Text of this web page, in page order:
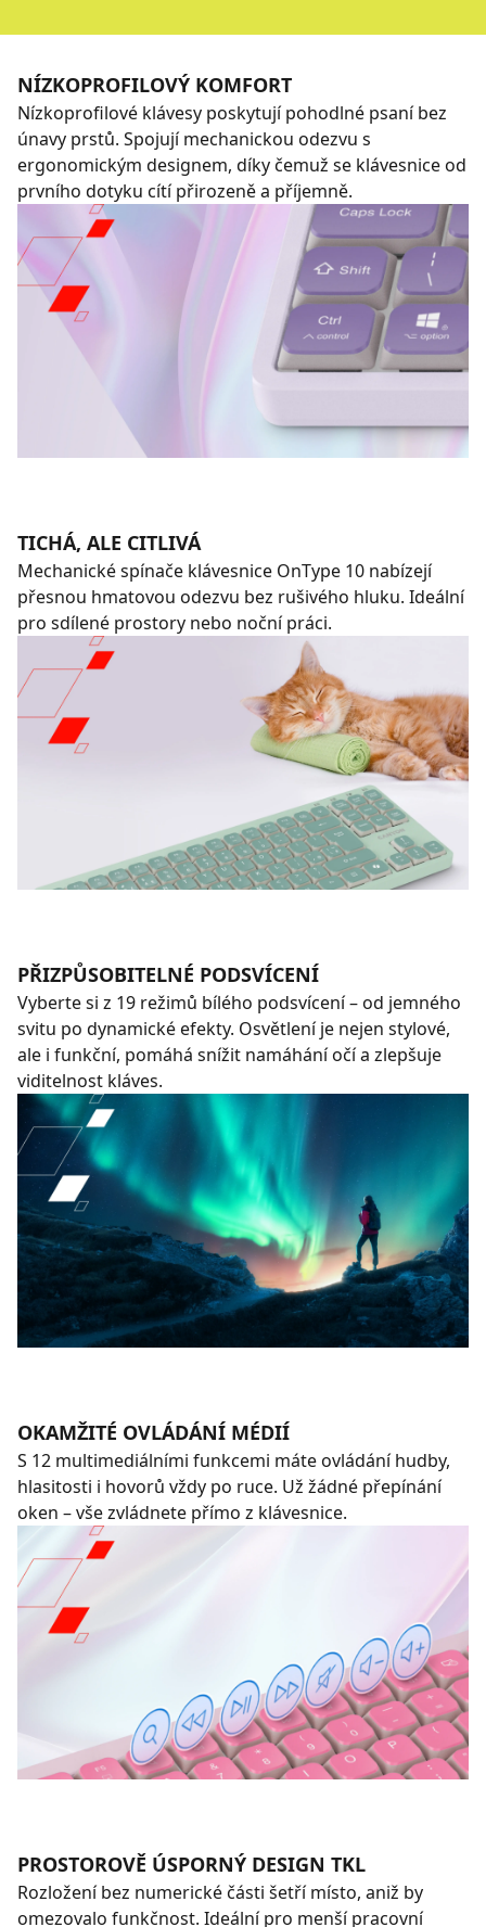
NÍZKOPROFILOVÝ KOMFORT
Nízkoprofilové klávesy poskytují pohodlné psaní bez
únavy prstů. Spojují mechanickou odezvu s
ergonomickým designem, díky čemuž se klávesnice od
prvního dotyku cítí přirozeně a příjemně.
TICHÁ, ALE CITLIVÁ
Mechanické spínače klávesnice OnType 10 nabízejí
přesnou hmatovou odezvu bez rušivého hluku. Ideální
pro sdílené prostory nebo noční práci.
PŘIZPŮSOBITELNÉ PODSVÍCENÍ
Vyberte si z 19 režimů bílého podsvícení – od jemného
svitu po dynamické efekty. Osvětlení je nejen stylové,
ale i funkční, pomáhá snížit namáhání očí a zlepšuje
viditelnost kláves.
OKAMŽITÉ OVLÁDÁNÍ MÉDIÍ
S 12 multimediálními funkcemi máte ovládání hudby,
hlasitosti i hovorů vždy po ruce. Už žádné přepínání
oken – vše zvládnete přímo z klávesnice.
PROSTOROVĚ ÚSPORNÝ DESIGN TKL
Rozložení bez numerické části šetří místo, aniž by
omezovalo funkčnost. Ideální pro menší pracovní